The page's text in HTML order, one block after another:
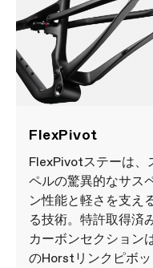
FlexPivot
FlexPivotステーは、
ペルの驚異的なサス
ン性能と軽さを支え
る技術。特許取得済
カーボンセクション
のHorstリンクピボ